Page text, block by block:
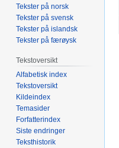
Tekster på norsk
Tekster på svensk
Tekster på islandsk
Tekster på færøysk
Tekstoversikt
Alfabetisk index
Tekstoversikt
Kildeindex
Temasider
Forfatterindex
Siste endringer
Teksthistorik